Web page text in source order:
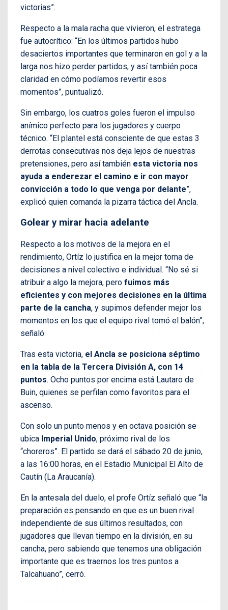
victorias”.
Respecto a la mala racha que vivieron, el estratega
fue autocrítico: “En los últimos partidos hubo
desaciertos importantes que terminaron en gol y a la
larga nos hizo perder partidos, y así también poca
claridad en cómo podíamos revertir esos
momentos”, puntualizó.
Sin embargo, los cuatros goles fueron el impulso
anímico perfecto para los jugadores y cuerpo
técnico. “El plantel está consciente de que estas 3
derrotas consecutivas nos deja lejos de nuestras
pretensiones, pero así también esta victoria nos
ayuda a enderezar el camino e ir con mayor
convicción a todo lo que venga por delante”,
explicó quien comanda la pizarra táctica del Ancla.
Golear y mirar hacia adelante
Respecto a los motivos de la mejora en el
rendimiento, Ortíz lo justifica en la mejor toma de
decisiones a nivel colectivo e individual. “No sé si
atribuir a algo la mejora, pero fuimos más
eficientes y con mejores decisiones en la última
parte de la cancha, y supimos defender mejor los
momentos en los que el equipo rival tomó el balón”,
señaló.
Tras esta victoria, el Ancla se posiciona séptimo
en la tabla de la Tercera División A, con 14
puntos. Ocho puntos por encima está Lautaro de
Buin, quienes se perfilan como favoritos para el
ascenso.
Con solo un punto menos y en octava posición se
ubica Imperial Unido, próximo rival de los
“choreros”. El partido se dará el sábado 20 de junio,
a las 16:00 horas, en el Estadio Municipal El Alto de
Cautín (La Araucanía).
En la antesala del duelo, el profe Ortíz señaló que “la
preparación es pensando en que es un buen rival
independiente de sus últimos resultados, con
jugadores que llevan tiempo en la división, en su
cancha, pero sabiendo que tenemos una obligación
importante que es traernos los tres puntos a
Talcahuano”, cerró.